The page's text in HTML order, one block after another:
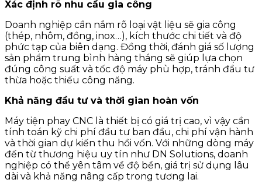
Xác định rõ nhu cầu gia công
Doanh nghiệp cần nắm rõ loại vật liệu sẽ gia công
(thép, nhôm, đồng, inox…), kích thước chi tiết và độ
phức tạp của biên dạng. Đồng thời, đánh giá số lượng
sản phẩm trung bình hàng tháng sẽ giúp lựa chọn
đúng công suất và tốc độ máy phù hợp, tránh đầu tư
thừa hoặc thiếu công năng.
Khả năng đầu tư và thời gian hoàn vốn
Máy tiện phay CNC là thiết bị có giá trị cao, vì vậy cần
tính toán kỹ chi phí đầu tư ban đầu, chi phí vận hành
và thời gian dự kiến thu hồi vốn. Với những dòng máy
đến từ thương hiệu uy tín như DN Solutions, doanh
nghiệp có thể yên tâm về độ bền, giá trị sử dụng lâu
dài và khả năng nâng cấp trong tương lai.